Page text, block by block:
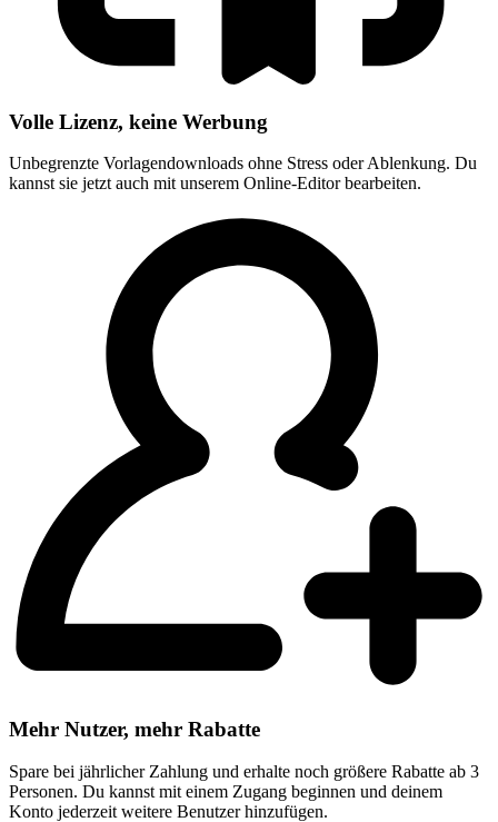
Volle Lizenz, keine Werbung
Unbegrenzte Vorlagendownloads ohne Stress oder Ablenkung. Du
kannst sie jetzt auch mit unserem Online-Editor bearbeiten.
Mehr Nutzer, mehr Rabatte
Spare bei jährlicher Zahlung und erhalte noch größere Rabatte ab 3
Personen. Du kannst mit einem Zugang beginnen und deinem
Konto jederzeit weitere Benutzer hinzufügen.